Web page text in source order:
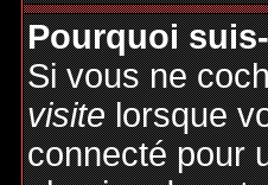
Pourquoi
Si vous ne
visitelorsque
connecté pour